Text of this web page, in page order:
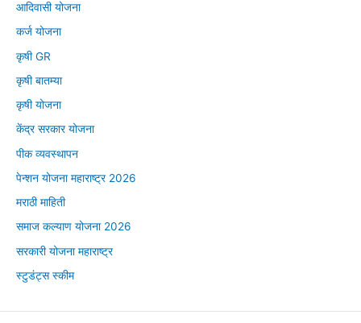
आदिवासी योजना
कर्ज योजना
कृषी GR
कृषी बातम्या
कृषी योजना
केंद्र सरकार योजना
पीक व्यवस्थापन
पेन्शन योजना महाराष्ट्र 2026
मराठी माहिती
समाज कल्याण योजना 2026
सरकारी योजना महाराष्ट्र
स्टुडंट्स स्कीम